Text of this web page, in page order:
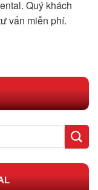
Quý khách
vấn miễn phí.